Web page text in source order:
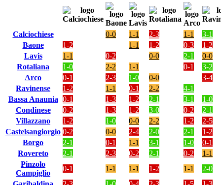
Calciochiese 0-0 1-1 2-3 1-1
3-1
Baone
1-2 1-1 1-2 0-3
1-2
Lavis
1-1 0-2 0-0 2-1
0-0
Rotaliana
1-0 2-2 1-1 0-1
3-2
Arco
0-1 2-3 1-0 0-0
3-4
Ravinense
1-2 1-1 0-1 2-2
4-1
Bassa Anaunia 0-1 1-3 1-2 2-1 3-1
1-0
Condinese
0-2 1-3 1-2 3-0 0-2
2-1
Villazzano
1-2 1-0 0-0 2-2 1-2
2-5
Castelsangiorgio 0-2 0-0 2-4 2-0 2-1
1-2
Borgo
2-1 0-1 1-1 3-1 1-0
0-1
Rovereto
2-1 2-3 0-2 2-1 0-2
1-1
Pinzolo
Campiglio
0-1 1-1 1-1 1-2 1-1
2-0